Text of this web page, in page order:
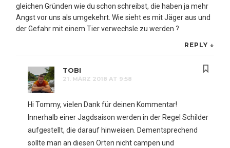
gleichen Gründen wie du schon schreibst, die haben ja mehr
Angst vor uns als umgekehrt. Wie sieht es mit Jäger aus und
der Gefahr mit einem Tier verwechsle zu werden ?
REPLY ↓
TOBI
21. MÄRZ 2018 AT 9:58
Hi Tommy, vielen Dank für deinen Kommentar!
Innerhalb einer Jagdsaison werden in der Regel Schilder
aufgestellt, die darauf hinweisen. Dementsprechend
sollte man an diesen Orten nicht campen und